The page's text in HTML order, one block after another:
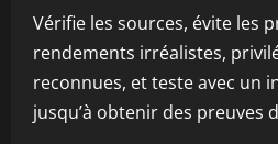
Vérifie les sources, évite les
rendements irréalistes,
reconnues, et teste avec un
jusqu’à obtenir des preuves